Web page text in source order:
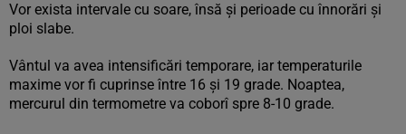
Vor exista intervale cu soare, însă și perioade cu înnorări și
ploi slabe.
Vântul va avea intensificări temporare, iar temperaturile
maxime vor fi cuprinse între 16 și 19 grade. Noaptea,
mercurul din termometre va coborî spre 8-10 grade.